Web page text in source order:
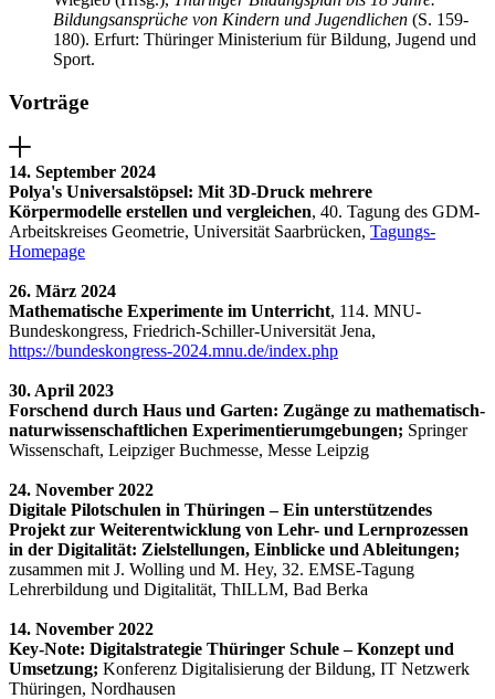
Bildungsansprüche von Kindern und Jugendlichen (S. 159-
180). Erfurt: Thüringer Ministerium für Bildung, Jugend und
Sport.
Vorträge
14. September 2024
Polya's Universalstöpsel: Mit 3D-Druck mehrere
Körpermodelle erstellen und vergleichen, 40. Tagung des GDM-
Arbeitskreises Geometrie, Universität Saarbrücken, Tagungs-
Homepage
26. März 2024
Mathematische Experimente im Unterricht, 114. MNU-
Bundeskongress, Friedrich-Schiller-Universität Jena,
https://bundeskongress-2024.mnu.de/index.php
30. April 2023
Forschend durch Haus und Garten: Zugänge zu mathematisch-
naturwissenschaftlichen Experimentierumgebungen; Springer
Wissenschaft, Leipziger Buchmesse, Messe Leipzig
24. November 2022
Digitale Pilotschulen in Thüringen – Ein unterstützendes
Projekt zur Weiterentwicklung von Lehr- und Lernprozessen
in der Digitalität: Zielstellungen, Einblicke und Ableitungen;
zusammen mit J. Wolling und M. Hey, 32. EMSE-Tagung
Lehrerbildung und Digitalität, ThILLM, Bad Berka
14. November 2022
Key-Note: Digitalstrategie Thüringer Schule – Konzept und
Umsetzung; Konferenz Digitalisierung der Bildung, IT Netzwerk
Thüringen, Nordhausen